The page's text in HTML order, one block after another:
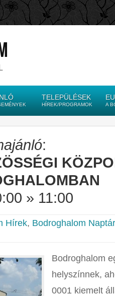
TELEPÜLÉSEK
HÍREK/PROGRAMOK A
:
» 11:00
Hírek, Bodroghalom Naptár
Bodroghalom
helyszínnek,
0001 kiemelt